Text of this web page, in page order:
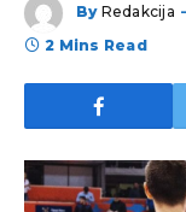
By Redakcija
2 Mins Read